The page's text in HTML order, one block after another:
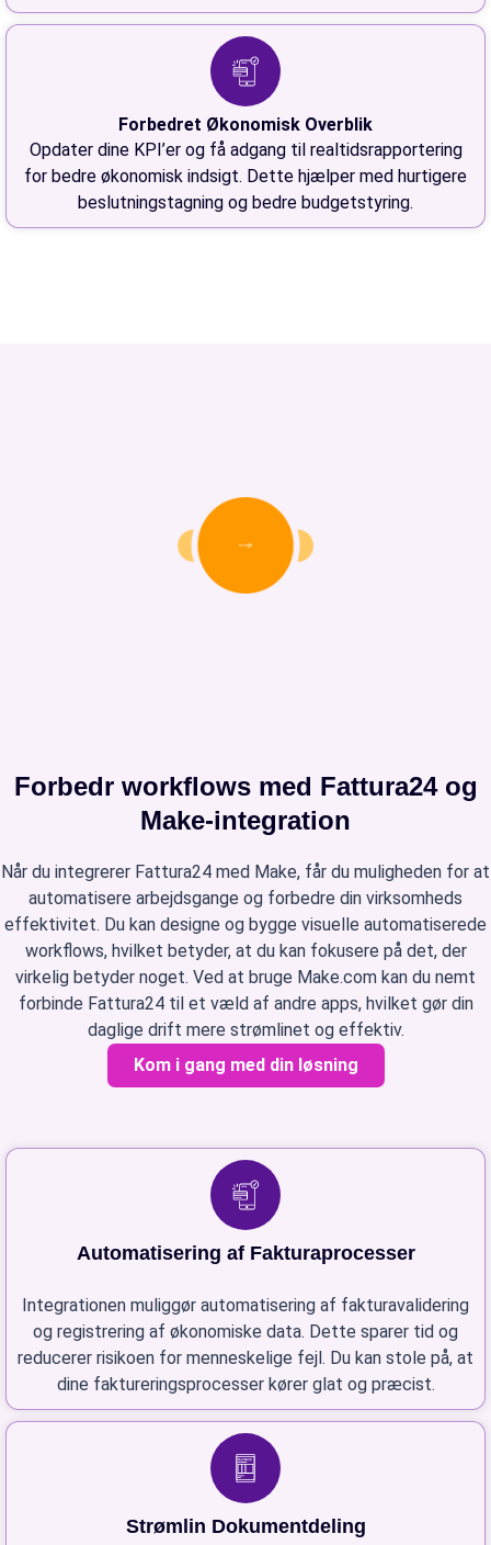
Forbedret Økonomisk Overblik
Opdater dine KPI’er og få adgang til realtidsrapportering
for bedre økonomisk indsigt. Dette hjælper med hurtigere
beslutningstagning og bedre budgetstyring.
Forbedr workflows med Fattura24 og
Make-integration
Når du integrerer Fattura24 med Make, får du muligheden for at
automatisere arbejdsgange og forbedre din virksomheds
effektivitet. Du kan designe og bygge visuelle automatiserede
workflows, hvilket betyder, at du kan fokusere på det, der
virkelig betyder noget. Ved at bruge Make.com kan du nemt
forbinde Fattura24 til et væld af andre apps, hvilket gør din
daglige drift mere strømlinet og effektiv.
Kom i gang med din løsning
Automatisering af Fakturaprocesser
Integrationen muliggør automatisering af fakturavalidering
og registrering af økonomiske data. Dette sparer tid og
reducerer risikoen for menneskelige fejl. Du kan stole på, at
dine faktureringsprocesser kører glat og præcist.
Strømlin Dokumentdeling